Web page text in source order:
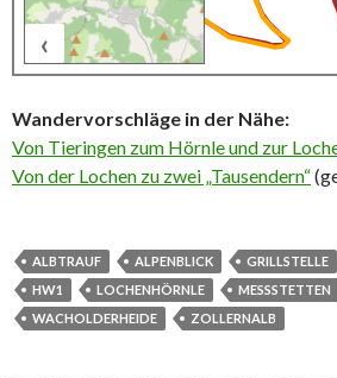
500 m
‹
Wandervorschläge in der Nähe:
Von Tieringen zum Hörnle und zur
Von der Lochen zu zwei „Tausendern“
ALBTRAUF ALPENBLICK GRILLSTELLE
HW1
LOCHENHÖRNLE MESSSTETTEN
WACHOLDERHEIDE
ZOLLERNALB